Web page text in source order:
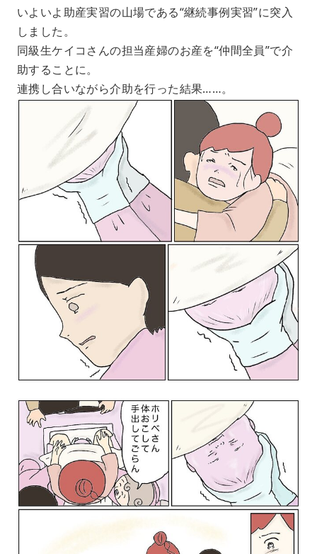
いよいよ助産実習の山場である“継続事例実習”に突入
しました。
同級生ケイコさんの担当産婦のお産を“仲間全員”で介
助することに。
連携し合いながら介助を行った結果……。